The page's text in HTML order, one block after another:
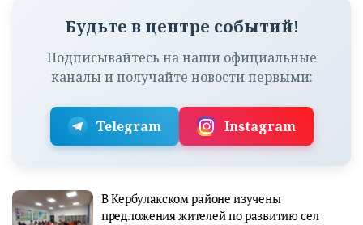
Будьте в центре событий!
Подписывайтесь на наши официальные
каналы и получайте новости первыми:
Telegram Instagram
В Кербулакском районе изучены
предложения жителей по развитию сел